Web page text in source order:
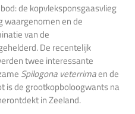
de kopvleksponsgaasvlieg
waargenomen en de
van de
De recentelijk
twee interessante
Spilogona veterrimaen de
is de grootkopboloogwants na
in Zeeland.